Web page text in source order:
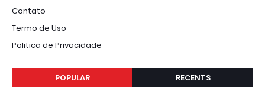
Contato
Termo de Uso
Politica de Privacidade
POPULAR RECENTS